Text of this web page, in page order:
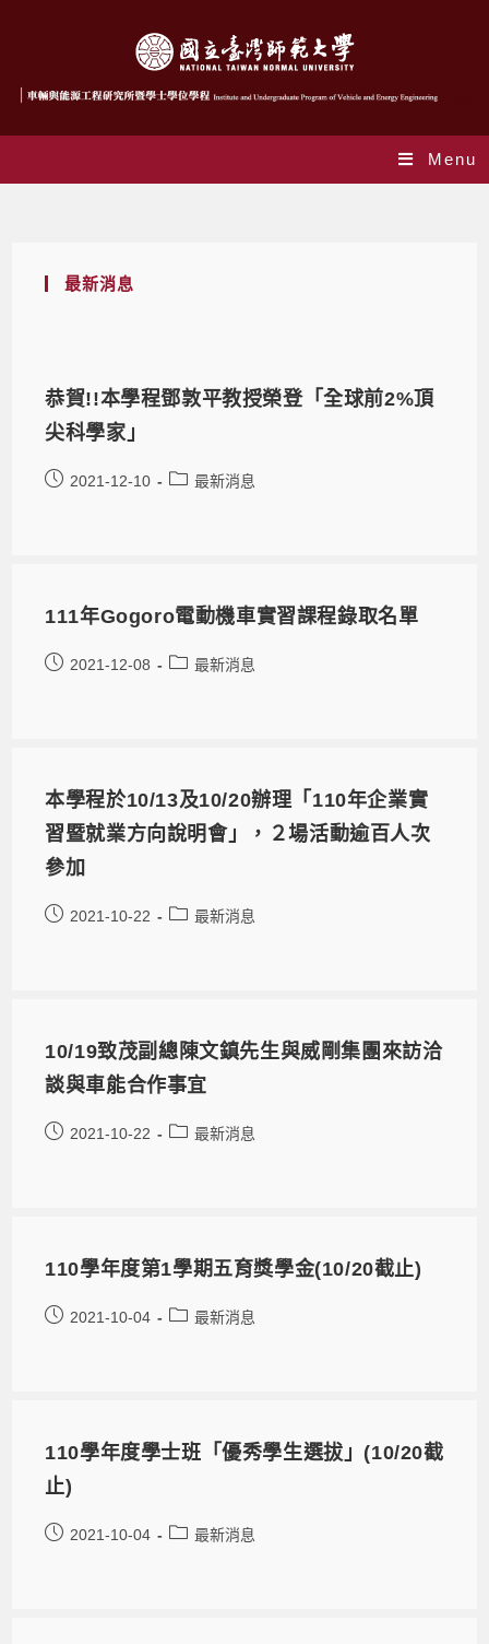
Menu
最新消息
恭賀!!本學程鄧敦平教授榮登「全球前2%頂
尖科學家」
2021-12-10 最新消息
111年Gogoro電動機車實習課程錄取名單
2021-12-08 最新消息
本學程於10/13及10/20辦理「110年企業實
習暨就業方向說明會」，２場活動逾百人次
參加
2021-10-22 最新消息
10/19致茂副總陳文鎮先生與威剛集團來訪洽
談與車能合作事宜
2021-10-22 最新消息
110學年度第1學期五育獎學金(10/20截止)
2021-10-04 最新消息
110學年度學士班「優秀學生選拔」(10/20截
止)
2021-10-04 最新消息